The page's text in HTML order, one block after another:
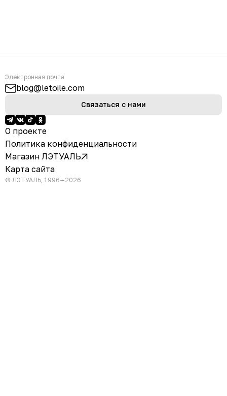
Электронная почта
blog@letoile.com
Связаться с нами
О проекте
Политика конфиденциальности
Магазин ЛЭТУАЛЬ
Карта сайта
© ЛЭТУАЛЬ, 1996—2026